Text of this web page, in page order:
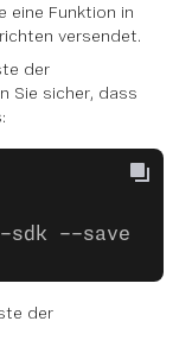
eine Funktion in
versendet.
der
Sie sicher, dass
sdk --save
der